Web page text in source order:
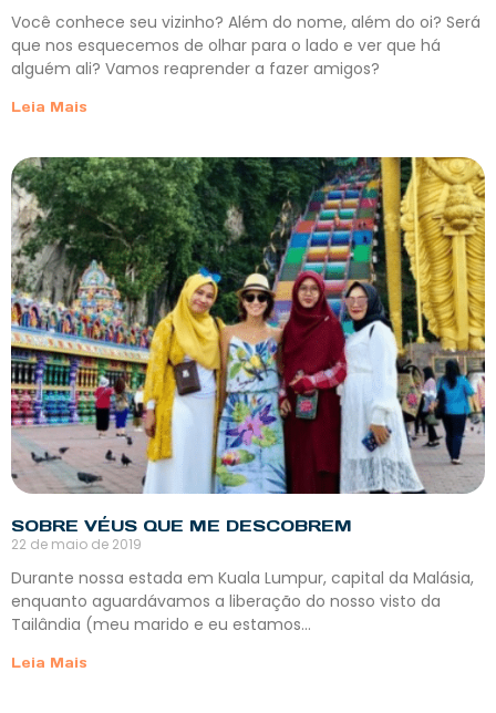
Você conhece seu vizinho? Além do nome, além do oi? Será
que nos esquecemos de olhar para o lado e ver que há
alguém ali? Vamos reaprender a fazer amigos?
Leia Mais
SOBRE VÉUS QUE ME DESCOBREM
22 de maio de 2019
Durante nossa estada em Kuala Lumpur, capital da Malásia,
enquanto aguardávamos a liberação do nosso visto da
Tailândia (meu marido e eu estamos…
Leia Mais